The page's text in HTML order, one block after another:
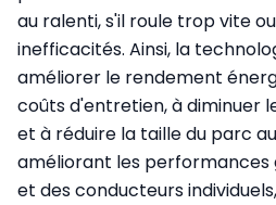
au ralenti, s'il roule trop vite
inefficacités. Ainsi, la
améliorer le rendement
coûts d'entretien, à diminuer
et à réduire la taille du parc
améliorant les performances
et des conducteurs